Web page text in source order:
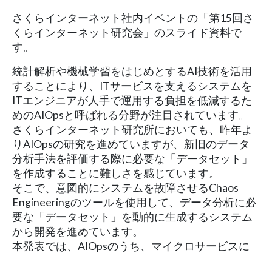
さくらインターネット社内イベントの「第15回さ
くらインターネット研究会」のスライド資料で
す。
統計解析や機械学習をはじめとするAI技術を活用
することにより、ITサービスを支えるシステムを
ITエンジニアが人手で運用する負担を低減するた
めのAIOpsと呼ばれる分野が注目されています。
さくらインターネット研究所においても、昨年よ
りAIOpsの研究を進めていますが、新旧のデータ
分析手法を評価する際に必要な「データセット」
を作成することに難しさを感じています。
そこで、意図的にシステムを故障させるChaos
Engineeringのツールを使用して、データ分析に必
要な「データセット」を動的に生成するシステム
から開発を進めています。
本発表では、AIOpsのうち、マイクロサービスに